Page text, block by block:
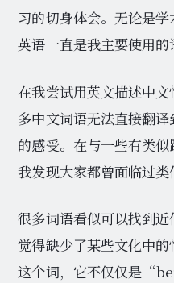
习的切身体会。无论是学
英语一直是我主要使用的
在我尝试用英文描述中
多中文词语无法直接翻
的感受。在与一些有类似
我发现大家都曾面临过类
很多词语看似可以找到
觉得缺少了某些文化中
这个词，它不仅仅是